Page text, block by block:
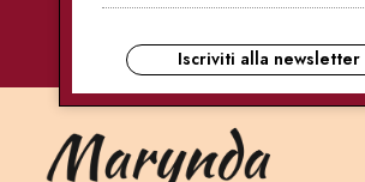
PAGAMENTI
CONSEGNE
ULTRA RAPIDE
Iscriviti alla newsletter